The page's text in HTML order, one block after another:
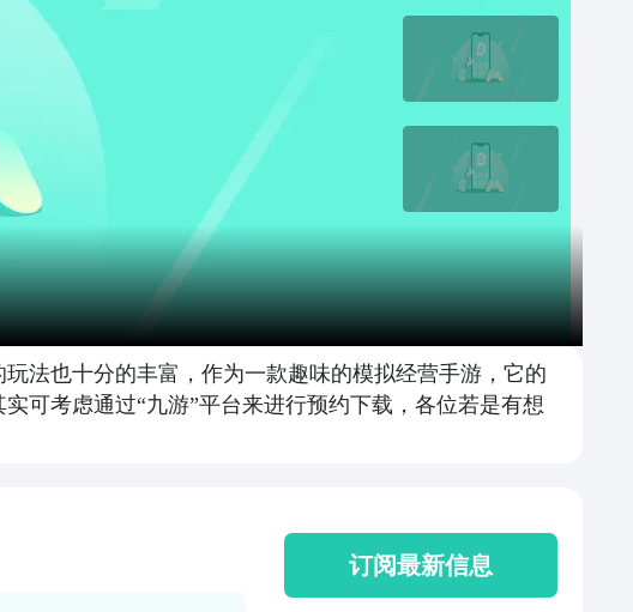
法也十分的丰富，作为一款趣味的模拟经营手游，它的
可考虑通过“九游”平台来进行预约下载，各位若是有想
订阅最新信息